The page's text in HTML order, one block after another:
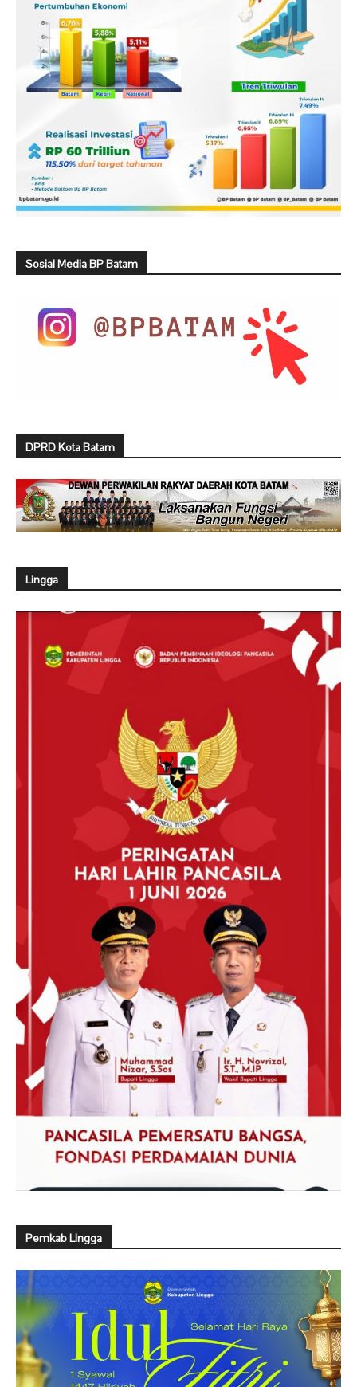
Sosial Media BP Batam
DPRD Kota Batam
Lingga
Pemkab Lingga